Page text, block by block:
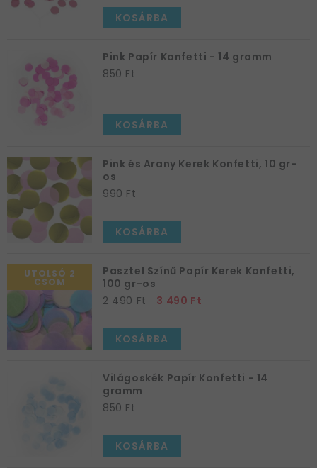
KOSÁRBA
Pink Papír Konfetti - 14 gramm
850 Ft
KOSÁRBA
Pink és Arany Kerek Konfetti, 10 gr-
os
990 Ft
KOSÁRBA
UTOLSÓ 2
CSOM
Pasztel Színű Papír Kerek Konfetti,
100 gr-os
2 490 Ft
3 490 Ft
KOSÁRBA
Világoskék Papír Konfetti - 14
gramm
850 Ft
KOSÁRBA